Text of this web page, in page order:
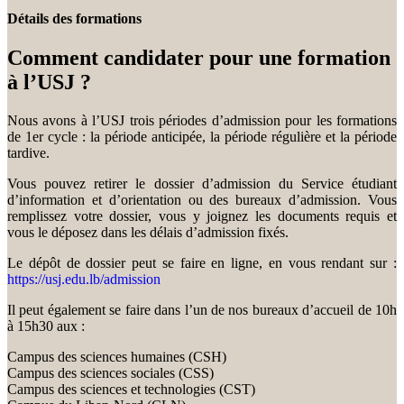
Détails des formations
Comment candidater pour une formation
à l’USJ ?
Nous avons à l’USJ trois périodes d’admission pour les formations
de 1er cycle : la période anticipée, la période régulière et la période
tardive.
Vous pouvez retirer le dossier d’admission du Service étudiant
d’information et d’orientation ou des bureaux d’admission. Vous
remplissez votre dossier, vous y joignez les documents requis et
vous le déposez dans les délais d’admission fixés.
Le dépôt de dossier peut se faire en ligne, en vous rendant sur :
https://usj.edu.lb/admission
Il peut également se faire dans l’un de nos bureaux d’accueil de 10h
à 15h30 aux :
Campus des sciences humaines (CSH)
Campus des sciences sociales (CSS)
Campus des sciences et technologies (CST)